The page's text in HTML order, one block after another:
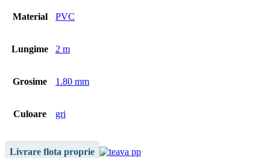
Material PVC
Lungime 2 m
Grosime 1.80 mm
Culoare gri
Livrare flota proprie